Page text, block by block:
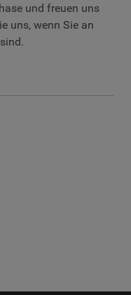
und freuen uns
uns, wenn Sie an